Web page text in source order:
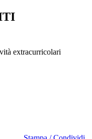
extracurricolari